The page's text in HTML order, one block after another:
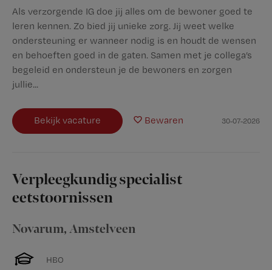
Als verzorgende IG doe jij alles om de bewoner goed te
leren kennen. Zo bied jij unieke zorg. Jij weet welke
ondersteuning er wanneer nodig is en houdt de wensen
en behoeften goed in de gaten. Samen met je collega’s
begeleid en ondersteun je de bewoners en zorgen
jullie...
Bekijk vacature Bewaren 30-07-2026
Verpleegkundig specialist
eetstoornissen
Novarum, Amstelveen
HBO